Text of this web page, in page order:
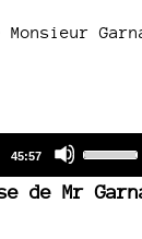
Total
45:57
Arrow
de Mr